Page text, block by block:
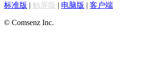
标准版 | 触屏版 | 电脑版 | 客户端
© Comsenz Inc.